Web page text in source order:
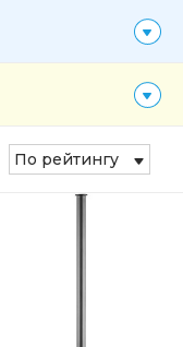
По рейтингу